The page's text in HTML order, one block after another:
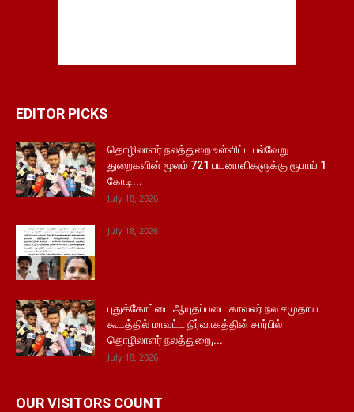
EDITOR PICKS
தொழிலாளர் நலத்துறை உள்ளிட்ட பல்வேறு
துறைகளின் மூலம் 721 பயனாளிகளுக்கு ரூபாய் 1
கோடி...
July 18, 2026
July 18, 2026
புதுக்கோட்டை ஆயுதப்படை காவலர் நல சமுதாய
கூடத்தில் மாவட்ட நிர்வாகத்தின் சார்பில்
தொழிலாளர் நலத்துறை,...
July 18, 2026
OUR VISITORS COUNT